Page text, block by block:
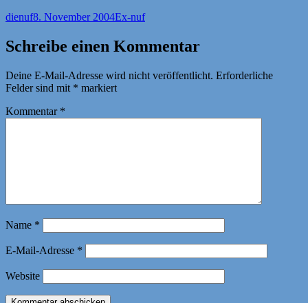
Autor
dienufVeröffentlicht
8. November 2004Kategorien
Ex-nuf
Schreibe einen Kommentar
Deine E-Mail-Adresse wird nicht veröffentlicht. Erforderliche
Felder sind mit * markiert
Kommentar *
Name *
E-Mail-Adresse *
Website